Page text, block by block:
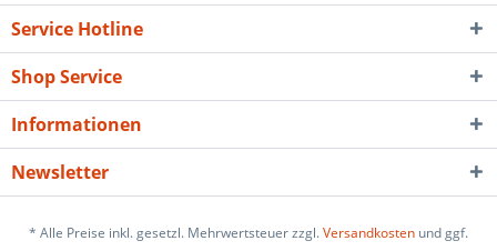
Service Hotline
Shop Service
Informationen
Newsletter
* Alle Preise inkl. gesetzl. Mehrwertsteuer zzgl.Versandkosten und ggf.